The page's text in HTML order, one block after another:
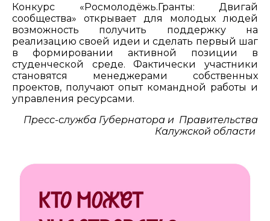
Конкурс «Росмолодёжь.Гранты: Двигай
сообщества» открывает для молодых людей
возможность получить поддержку на
реализацию своей идеи и сделать первый шаг
в формировании активной позиции в
студенческой среде. Фактически участники
становятся менеджерами собственных
проектов, получают опыт командной работы и
управления ресурсами.
Пресс-служба Губернатора и Правительства
Калужской области